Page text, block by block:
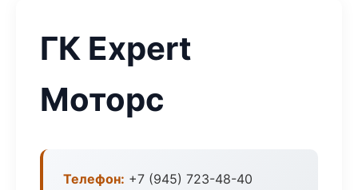
ГК Expert
Моторс
Телефон: +7 (945) 723-48-40